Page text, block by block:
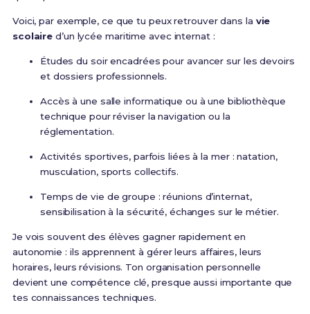
Voici, par exemple, ce que tu peux retrouver dans la vie
scolaire d’un lycée maritime avec internat :
Études du soir encadrées pour avancer sur les devoirs
et dossiers professionnels.
Accès à une salle informatique ou à une bibliothèque
technique pour réviser la navigation ou la
réglementation.
Activités sportives, parfois liées à la mer : natation,
musculation, sports collectifs.
Temps de vie de groupe : réunions d’internat,
sensibilisation à la sécurité, échanges sur le métier.
Je vois souvent des élèves gagner rapidement en
autonomie : ils apprennent à gérer leurs affaires, leurs
horaires, leurs révisions. Ton organisation personnelle
devient une compétence clé, presque aussi importante que
tes connaissances techniques.